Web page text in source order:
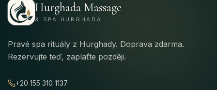
Hurghada Massage
& SPA HURGHADA
Pravé spa rituály z Hurghady. Doprava zdarma.
Rezervujte teď, zaplaťte později.
+20 155 310 1137